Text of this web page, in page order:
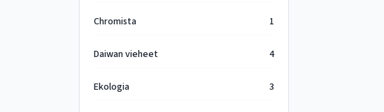
Chromista 1
Daiwan vieheet 4
Ekologia 3